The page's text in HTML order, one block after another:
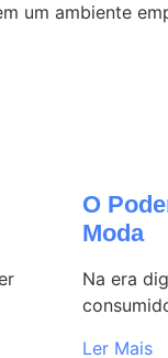
um ambiente
O
Moda
Na era
Ler Mais